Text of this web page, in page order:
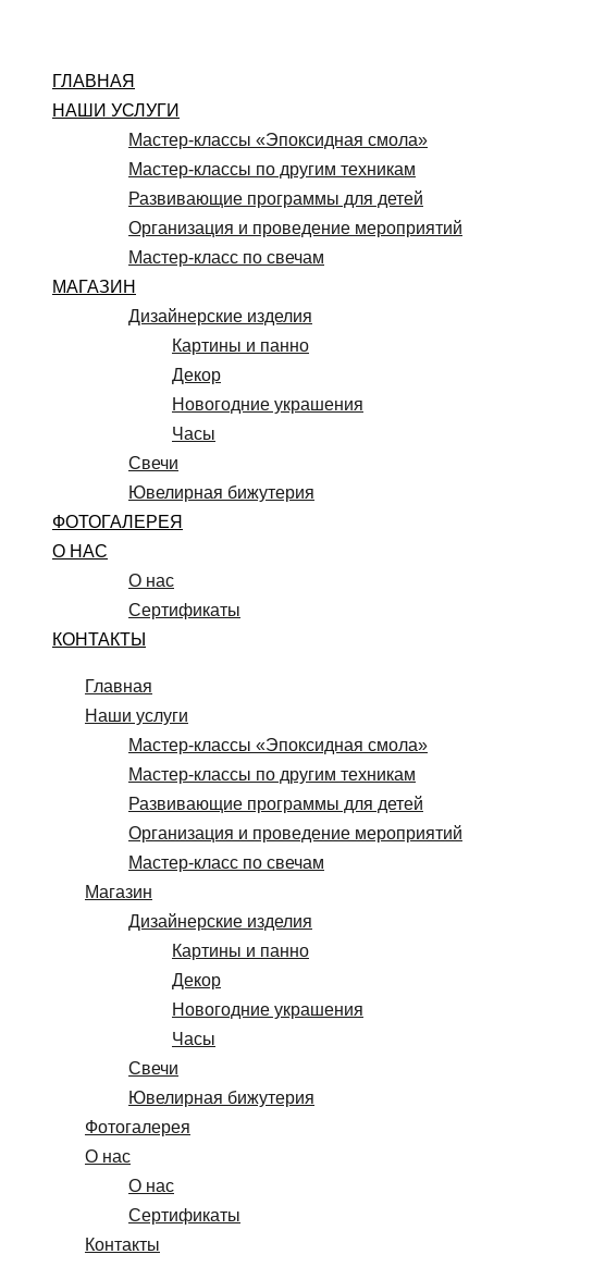
содержимому
ГЛАВНАЯ
НАШИ УСЛУГИ
Мастер-классы «Эпоксидная смола»
Мастер-классы по другим техникам
Развивающие программы для детей
Организация и проведение мероприятий
Мастер-класс по свечам
МАГАЗИН
Дизайнерские изделия
Картины и панно
Декор
Новогодние украшения
Часы
Свечи
Ювелирная бижутерия
ФОТОГАЛЕРЕЯ
О НАС
О нас
Сертификаты
КОНТАКТЫ
Главная
Наши услуги
Мастер-классы «Эпоксидная смола»
Мастер-классы по другим техникам
Развивающие программы для детей
Организация и проведение мероприятий
Мастер-класс по свечам
Магазин
Дизайнерские изделия
Картины и панно
Декор
Новогодние украшения
Часы
Свечи
Ювелирная бижутерия
Фотогалерея
О нас
О нас
Сертификаты
Контакты